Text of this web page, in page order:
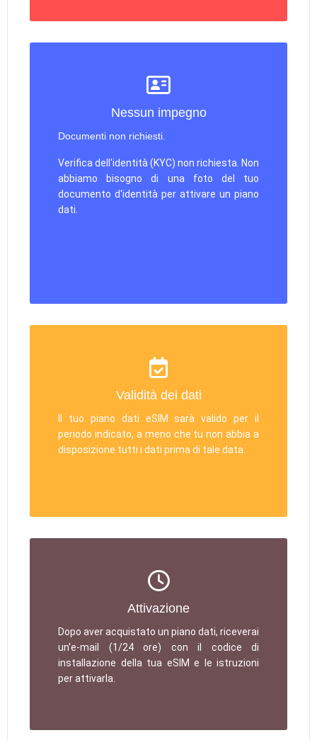
Nessun impegno
Documenti non richiesti.
Verifica dell'identità (KYC) non richiesta. Non
abbiamo bisogno di una foto del tuo
documento d'identità per attivare un piano
dati.
Validità dei dati
Il tuo piano dati eSIM sarà valido per il
periodo indicato, a meno che tu non abbia a
disposizione tutti i dati prima di tale data.
Attivazione
Dopo aver acquistato un piano dati, riceverai
un'e-mail (1/24 ore) con il codice di
installazione della tua eSIM e le istruzioni
per attivarla.